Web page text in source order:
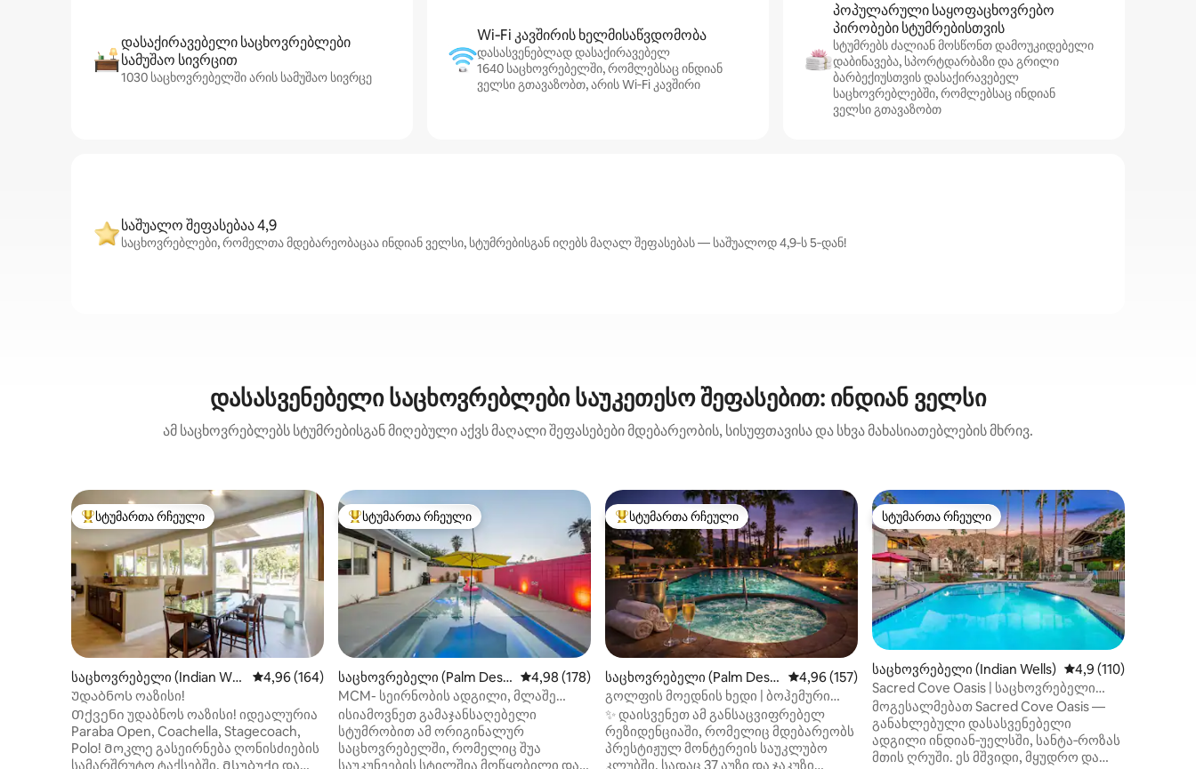
დასაქირავებელი საცხოვრებლები
სამუშაო სივრცით
1030 საცხოვრებელში არის სამუშაო სივრცე
Wi‑Fi კავშირის ხელმისაწვდომობა
დასასვენებლად დასაქირავებელ
1640 საცხოვრებელში, რომლებსაც ინდიან
ველსი გთავაზობთ, არის Wi‑Fi კავშირი
პოპულარული საყოფაცხოვრებო
პირობები სტუმრებისთვის
სტუმრებს ძალიან მოსწონთ დამოუკიდებელი
დაბინავება, სპორტდარბაზი და გრილი
ბარბექიუსთვის დასაქირავებელ
საცხოვრებლებში, რომლებსაც ინდიან
ველსი გთავაზობთ
საშუალო შეფასებაა 4,9
საცხოვრებლები, რომელთა მდებარეობაცაა ინდიან ველსი, სტუმრებისგან იღებს მაღალ შეფასებას — საშუალოდ 4,9‑ს 5‑დან!
დასასვენებელი საცხოვრებლები საუკეთესო შეფასებით: ინდიან ველსი
ამ საცხოვრებლებს სტუმრებისგან მიღებული აქვს მაღალი შეფასებები მდებარეობის, სისუფთავისა და სხვა მახასიათებლების მხრივ.
სტუმართა რჩეული მოწინავე ვარიანტი
სტუმართა რჩეული
საცხოვრებელი (Indian Well
s)
საშუალო შეფასებაა 5‑დან 4,96, 164 მიმოხილვა
4,96 (164)
Უდაბნოს ოაზისი!
Თქვენი უდაბნოს ოაზისი! იდეალურია
Paraba Open, Coachella, Stagecoach,
Polo! Მოკლე გასეირნება ღონისძიების
სამარშრუტო ტაქსებში. Მსუბუქი და
სტუმართა რჩეული მოწინავე ვარიანტი
სტუმართა რჩეული
საცხოვრებელი (Palm Dese
rt)
საშუალო შეფასებაა 5‑დან 4,98, 178 მიმოხილვა
4,98 (178)
MCM- სეირნობის ადგილი, მლაშე
წყლის აუზი, ჯაკუზი, ძაღლები
დაშვებულია
ისიამოვნეთ გამაჯანსაღებელი
სტუმრობით ამ ორიგინალურ
საცხოვრებელში, რომელიც შუა
საუკუნეების სტილშია მოწყობილი და
სტუმართა რჩეული მოწინავე ვარიანტი
სტუმართა რჩეული
საცხოვრებელი (Palm Dese
rt)
საშუალო შეფასებაა 5‑დან 4,96, 157 მიმოხილვა
4,96 (157)
გოლფის მოედნის ხედი | ბოჰემური
დასასვენებელი სახლი | აუზი + ჯაკუზი
✨ დაისვენეთ ამ განსაცვიფრებელ
რეზიდენციაში, რომელიც მდებარეობს
პრესტიჟულ მონტერეის საუკლუბო
კლუბში, სადაც 37 აუზი და ჯაკუზი
სტუმართა რჩეული
სტუმართა რჩეული
საცხოვრებელი (Indian Wells) საშუალო
4,9 (110)
Sacred Cove Oasis | საცხოვრებელი
Indian Wells Mountain‑ში
მოგესალმებათ Sacred Cove Oasis —
განახლებული დასასვენებელი
ადგილი ინდიან‑უელსში, სანტა‑როზას
მთის ღრუში. ეს მშვიდი, მყუდრო და